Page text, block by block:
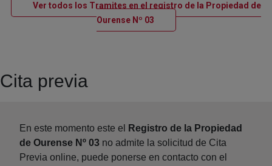
Ver todos los Tramites en el registro de la Propiedad de
Ourense Nº 03Ventana nueva
Cita previa
En este momento este el
Registro de la Propiedad
de Ourense Nº 03 no admite la solicitud de Cita
Previa online, puede ponerse en contacto con el